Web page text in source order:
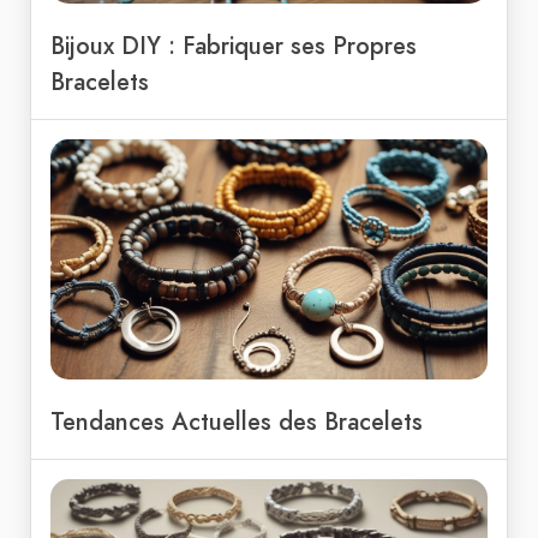
Bijoux DIY : Fabriquer ses Propres
Bracelets
Tendances Actuelles des Bracelets